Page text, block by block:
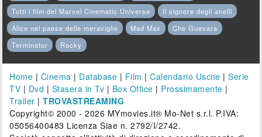
Tutti i film del Marvel Cinematic Universe
Il signore degli anelli
Alice nel paese delle meraviglie
Mad Max
Che Guevara
Terminator
Rocky
Home | Cinema | Database | Film |Calendario Uscite |Serie
TV | Dvd | Stasera in Tv | Box Office | Prossimamente |
Trailer |TROVASTREAMING
Copyright© 2000 - 2026 MYmovies.it® Mo-Net s.r.l. P.IVA:
05056400483 Licenza Siae n. 2792/I/2742.